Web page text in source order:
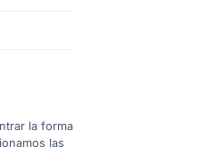
la forma
las